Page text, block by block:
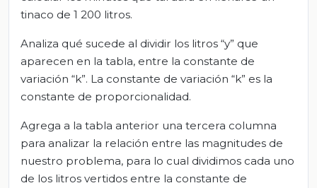
tinaco de 1 200 litros.
Analiza qué sucede al dividir los litros “y” que
aparecen en la tabla, entre la constante de
variación “k”. La constante de variación “k” es la
constante de proporcionalidad.
Agrega a la tabla anterior una tercera columna
para analizar la relación entre las magnitudes de
nuestro problema, para lo cual dividimos cada uno
de los litros vertidos entre la constante de